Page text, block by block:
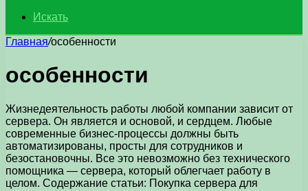
Искать
Главная/особенности
особенности
Жизнедеятельность работы любой компании зависит от
сервера. Он является и основой, и сердцем. Любые
современные бизнес-процессы должны быть
автоматизированы, просты для сотрудников и
безостановочны. Все это невозможно без технического
помощника — сервера, который облегчает работу в
целом. Содержание статьи: Покупка сервера для